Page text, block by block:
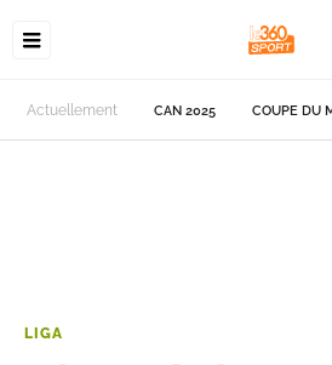
Actuellement CAN 2025 COUPE DU
LIGA